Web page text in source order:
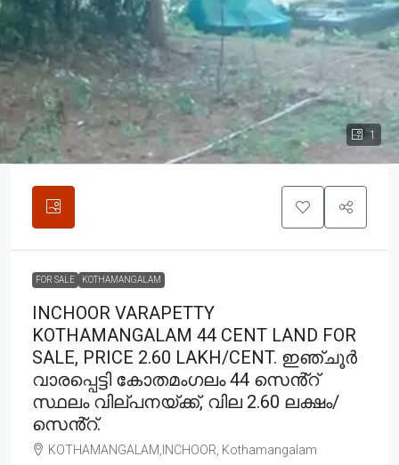
1
FOR SALE KOTHAMANGALAM
INCHOOR VARAPETTY
KOTHAMANGALAM 44 CENT LAND FOR
SALE, PRICE 2.60 LAKH/CENT. ഇഞ്ചൂർ
വാരപ്പെട്ടി കോതമംഗലം 44 സെൻ്റ്
സ്ഥലം വില്പനയ്ക്ക്, വില 2.60 ലക്ഷം/
സെൻ്റ്.
KOTHAMANGALAM,INCHOOR, Kothamangalam